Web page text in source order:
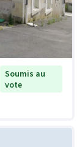
Soumis au
vote